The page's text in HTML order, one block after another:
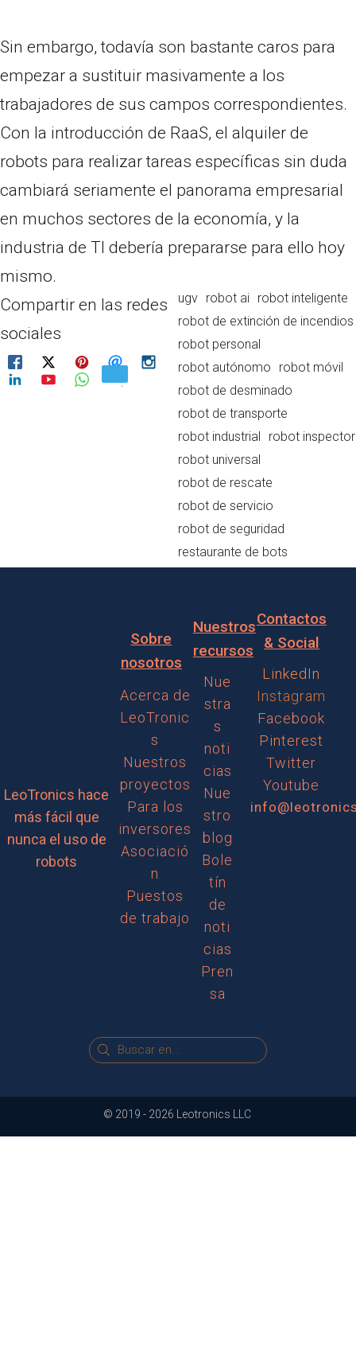
Sin embargo, todavía son bastante caros para
empezar a sustituir masivamente a los
trabajadores de sus campos correspondientes.
Con la introducción de RaaS, el alquiler de
robots para realizar tareas específicas sin duda
cambiará seriamente el panorama empresarial
en muchos sectores de la economía, y la
industria de TI debería prepararse para ello hoy
mismo.
Compartir en las redes
sociales
ugv robot ai robot inteligente
robot de extinción de incendios
robot personal
robot autónomo
robot móvil
robot de desminado
robot de transporte
robot industrial
robot inspector
robot universal
robot de rescate
robot de servicio
robot de seguridad
restaurante de bots
LeoTronics hace
más fácil que
nunca el uso de
robots
Sobre
nosotros
Acerca de
LeoTronic
s
Nuestros
proyectos
Para los
inversores
Asociació
n
Puestos
de trabajo
Nuestros
recursos
Nue
stra
s
noti
cias
Nue
stro
blog
Bole
tín
de
noti
cias
Pren
sa
Contactos
& Social
LinkedIn
Instagram
Facebook
Pinterest
Twitter
Youtube
© 2019 - 2026 Leotronics LLC